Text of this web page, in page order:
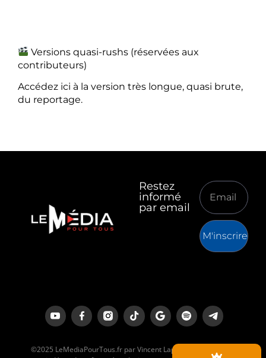
Versions quasi-rushs (réservées aux
contributeurs)
Accédez ici à la version très longue, quasi brute,
du reportage.
Restez
informé
par email
M'inscrire
©2025 LeMediaPourTous.fr par Vincent Lapierre est un média